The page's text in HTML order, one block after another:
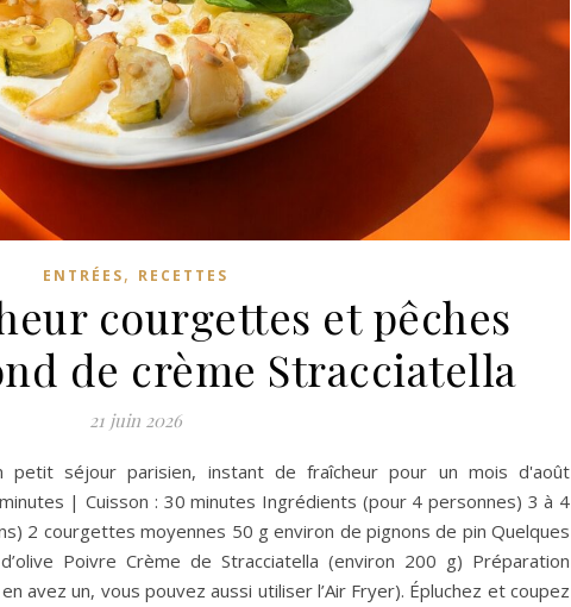
ENTRÉES, RECETTES
courgettes et pêches
de crème Stracciatella
21 juin 2026
petit séjour parisien, instant de fraîcheur pour un mois d'août
| Cuisson : 30 minutes Ingrédients (pour 4 personnes) 3 à 4
2 courgettes moyennes 50 g environ de pignons de pin Quelques
Poivre Crème de Stracciatella (environ 200 g) Préparation
avez un, vous pouvez aussi utiliser l’Air Fryer). Épluchez et coupez